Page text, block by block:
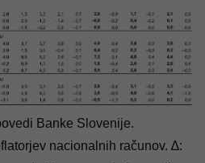
Banke Slovenije.
nacionalnih računov. ∆: